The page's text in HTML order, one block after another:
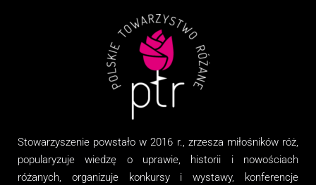
Stowarzyszenie powstało w 2016 r., zrzesza miłośników róż,
popularyzuje wiedzę o uprawie, historii i nowościach
różanych, organizujekonkursy i wystawy, konferencje